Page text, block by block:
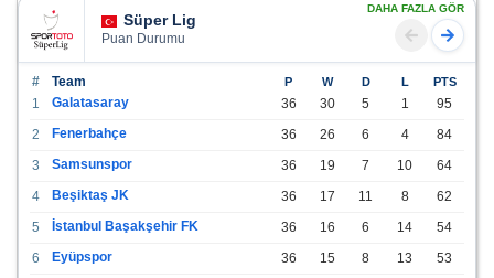
Süper Lig
Puan Durumu
DAHA FAZLA GÖR
# Team P W D L PTS
1 Galatasaray 36 30 5 1
95
2
Fenerbahçe 36 26 6 4
84
3
Samsunspor 36 19 7 10
64
4
Beşiktaş JK 36 17 11 8
62
5
İstanbul Başakşehir FK 36 16 6 14
54
6
Eyüpspor 36 15 8 13
53